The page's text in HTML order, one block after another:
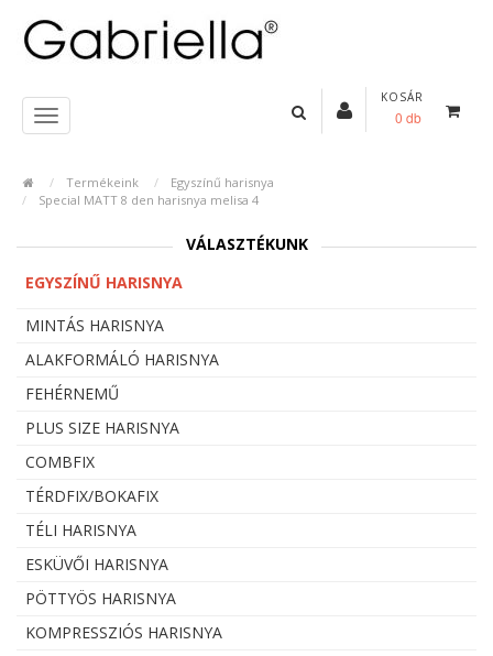
KOSÁR
0 db
Termékeink
Egyszínű harisnya
Special MATT 8 den harisnya melisa 4
VÁLASZTÉKUNK
EGYSZÍNŰ HARISNYA
MINTÁS HARISNYA
ALAKFORMÁLÓ HARISNYA
FEHÉRNEMŰ
PLUS SIZE HARISNYA
COMBFIX
TÉRDFIX/BOKAFIX
TÉLI HARISNYA
ESKÜVŐI HARISNYA
PÖTTYÖS HARISNYA
KOMPRESSZIÓS HARISNYA